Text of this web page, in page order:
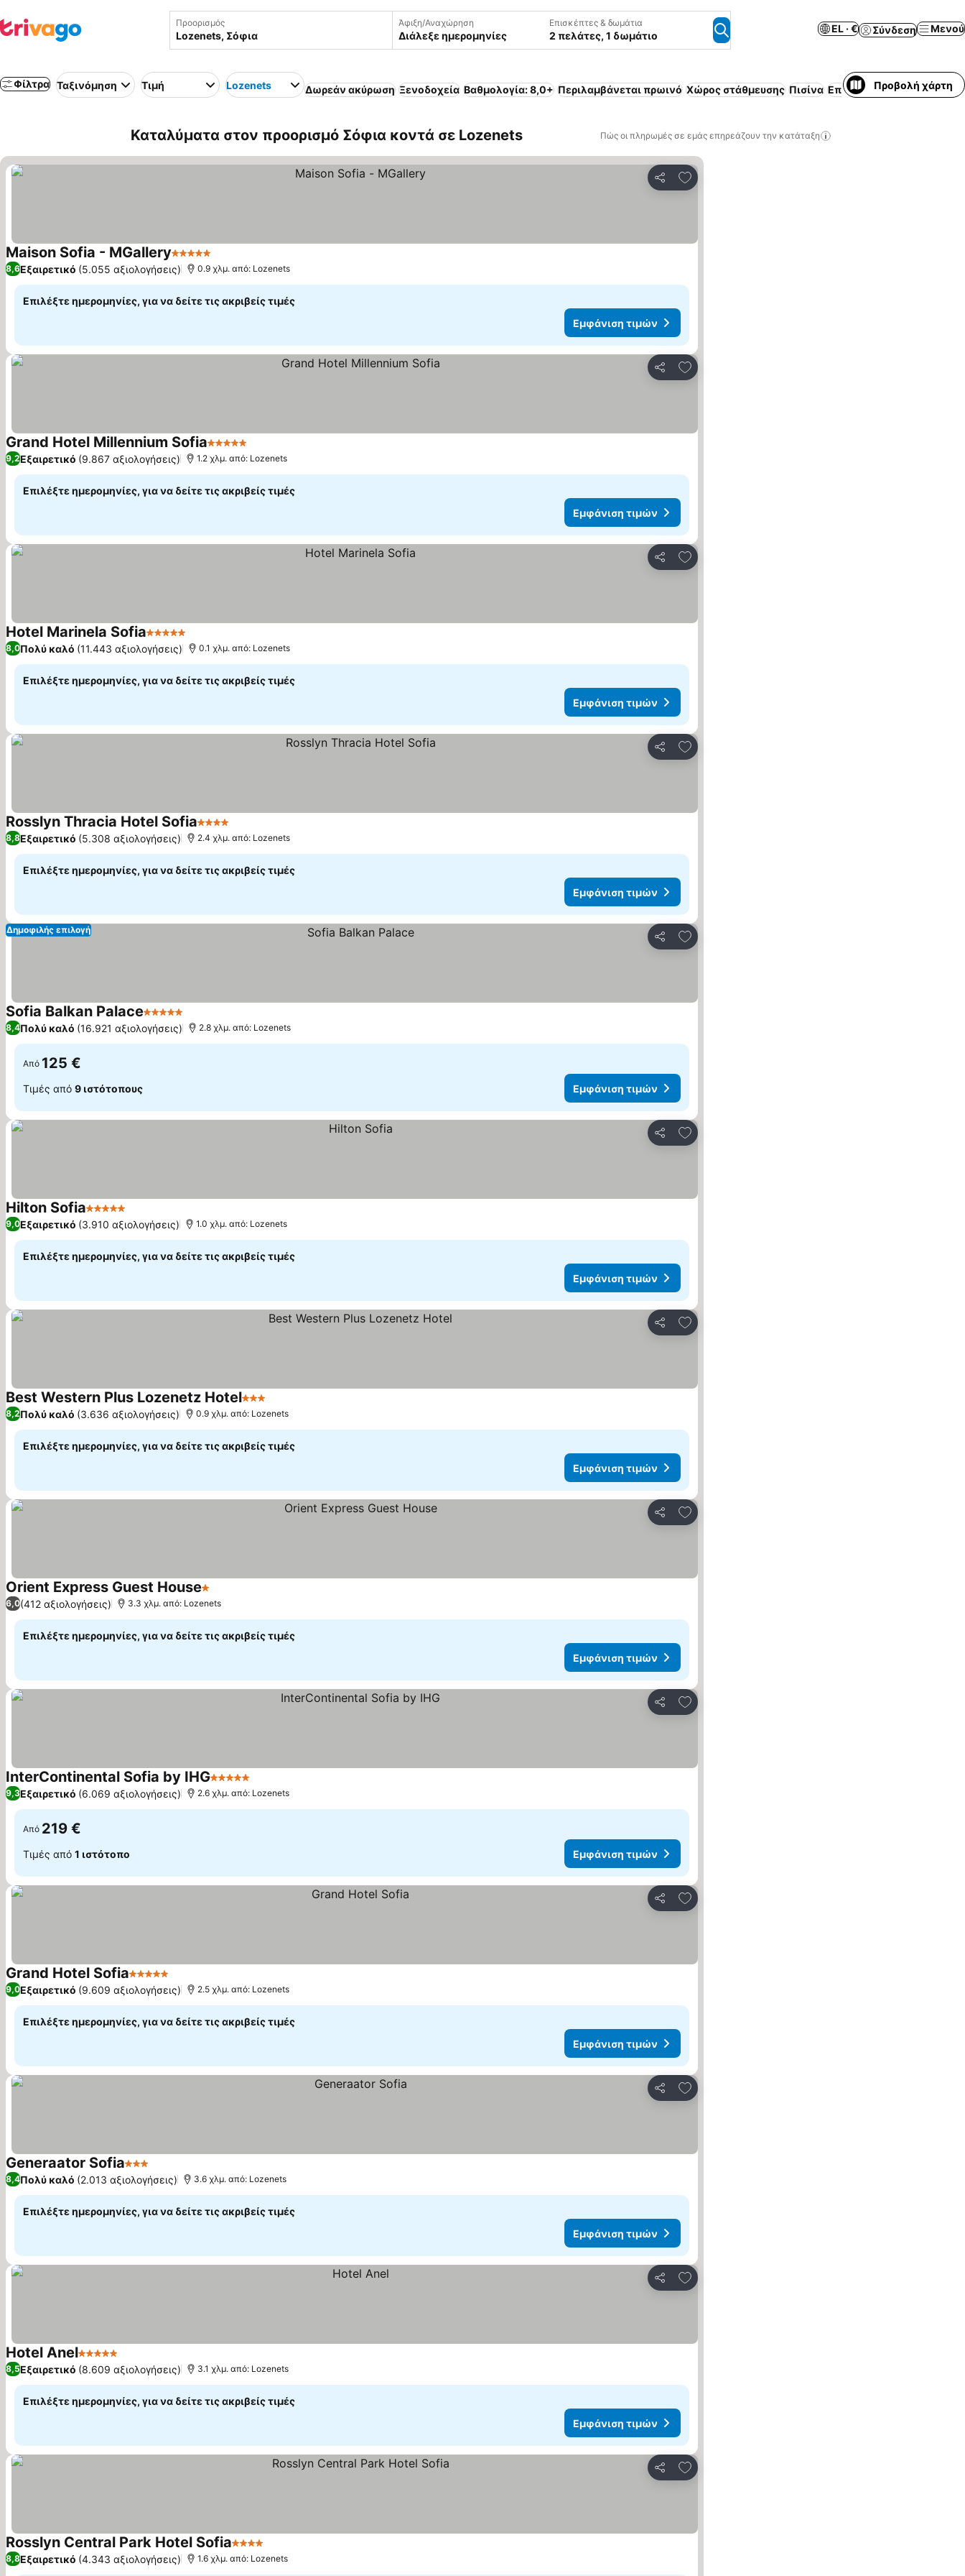
Προορισμός Άφιξη/Αναχώρηση
Διάλεξε ημερομηνίες
Επισκέπτες & δωμάτια
2 πελάτες, 1 δωμάτιο
EL · € Σύνδεση Μενού
Φίλτρα Ταξινόμηση Τιμή Lozenets Δωρεάν ακύρωση Ξενοδοχεία Βαθμολογία: 8,0+ Περιλαμβάνεται πρωινό Χώρος στάθμευσης Πισίνα Επιπλωμένο διαμέρισμα
Προβολή χάρτη
Καταλύματα στον προορισμό Σόφια κοντά σε Lozenets Πώς οι πληρωμές σε εμάς επηρεάζουν την κατάταξη
Κοινοποίηση
Προσθήκη στα αγαπημένα
Maison Sofia - MGallery5 Αστέρια
8,6Εξαιρετικό (5.055 αξιολογήσεις) 0.9 χλμ. από: Lozenets
Επιλέξτε ημερομηνίες, για να δείτε τις ακριβείς τιμές
Εμφάνιση τιμών
Κοινοποίηση
Προσθήκη στα αγαπημένα
Grand Hotel Millennium Sofia5 Αστέρια
9,2Εξαιρετικό (9.867 αξιολογήσεις) 1.2 χλμ. από: Lozenets
Επιλέξτε ημερομηνίες, για να δείτε τις ακριβείς τιμές
Εμφάνιση τιμών
Κοινοποίηση
Προσθήκη στα αγαπημένα
Hotel Marinela Sofia5 ΑστέριαΕμφάνιση τιμών
8,0Πολύ καλό (11.443 αξιολογήσεις) 0.1 χλμ. από: Lozenets
Επιλέξτε ημερομηνίες, για να δείτε τις ακριβείς τιμές
Εμφάνιση τιμών
Κοινοποίηση
Προσθήκη στα αγαπημένα
Rosslyn Thracia Hotel Sofia4 Αστέρια
8,8Εξαιρετικό (5.308 αξιολογήσεις) 2.4 χλμ. από: Lozenets
Επιλέξτε ημερομηνίες, για να δείτε τις ακριβείς τιμές
Εμφάνιση τιμών
Κοινοποίηση
Προσθήκη στα αγαπημένα
Δημοφιλής επιλογή
Sofia Balkan Palace5 ΑστέριαΕμφάνιση τιμών
8,4Πολύ καλό (16.921 αξιολογήσεις) 2.8 χλμ. από: Lozenets
Από 125 €
Τιμές από 9 ιστότοπους Εμφάνιση τιμών
Κοινοποίηση
Προσθήκη στα αγαπημένα
Hilton Sofia5 ΑστέριαΕμφάνιση τιμών
9,0Εξαιρετικό (3.910 αξιολογήσεις) 1.0 χλμ. από: Lozenets
Επιλέξτε ημερομηνίες, για να δείτε τις ακριβείς τιμές
Εμφάνιση τιμών
Κοινοποίηση
Προσθήκη στα αγαπημένα
Best Western Plus Lozenetz Hotel3 Αστέρια
8,2Πολύ καλό (3.636 αξιολογήσεις) 0.9 χλμ. από: Lozenets
Επιλέξτε ημερομηνίες, για να δείτε τις ακριβείς τιμές
Εμφάνιση τιμών
Κοινοποίηση
Προσθήκη στα αγαπημένα
Orient Express Guest House1 Αστέρια
6,0(412 αξιολογήσεις) 3.3 χλμ. από: Lozenets
Επιλέξτε ημερομηνίες, για να δείτε τις ακριβείς τιμές
Εμφάνιση τιμών
Κοινοποίηση
Προσθήκη στα αγαπημένα
InterContinental Sofia by IHG5 Αστέρια
9,3Εξαιρετικό (6.069 αξιολογήσεις) 2.6 χλμ. από: Lozenets
Από 219 €
Τιμές από 1 ιστότοπο Εμφάνιση τιμών
Κοινοποίηση
Προσθήκη στα αγαπημένα
Grand Hotel Sofia5 ΑστέριαΕμφάνιση τιμών
9,0Εξαιρετικό (9.609 αξιολογήσεις) 2.5 χλμ. από: Lozenets
Επιλέξτε ημερομηνίες, για να δείτε τις ακριβείς τιμές
Εμφάνιση τιμών
Κοινοποίηση
Προσθήκη στα αγαπημένα
Generaator Sofia3 ΑστέριαΕμφάνιση τιμών
8,4Πολύ καλό (2.013 αξιολογήσεις) 3.6 χλμ. από: Lozenets
Επιλέξτε ημερομηνίες, για να δείτε τις ακριβείς τιμές
Εμφάνιση τιμών
Κοινοποίηση
Προσθήκη στα αγαπημένα
Hotel Anel5 ΑστέριαΕμφάνιση τιμών
8,5Εξαιρετικό (8.609 αξιολογήσεις) 3.1 χλμ. από: Lozenets
Επιλέξτε ημερομηνίες, για να δείτε τις ακριβείς τιμές
Εμφάνιση τιμών
Κοινοποίηση
Προσθήκη στα αγαπημένα
Rosslyn Central Park Hotel Sofia4 Αστέρια
8,8Εξαιρετικό (4.343 αξιολογήσεις) 1.6 χλμ. από: Lozenets